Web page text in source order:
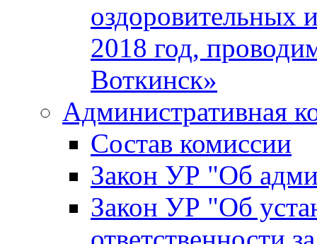
оздоровительных
2018 год,
Воткинск»
Административная
Состав комиссии
Закон УР "Об
Закон УР "Об